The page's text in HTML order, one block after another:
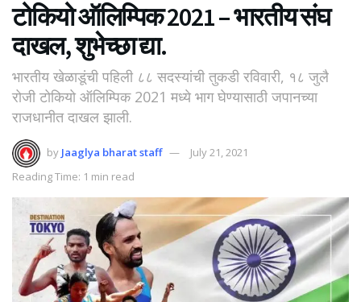
टोकियो ऑलिम्पिक 2021 – भारतीय संघ
दाखल, शुभेच्छा द्या.
भारतीय खेळाडूंची पहिली ८८ सदस्यांची तुकडी रविवारी, १८ जुलै
रोजी टोकियो ऑलिम्पिक 2021 मध्ये भाग घेण्यासाठी जपानच्या
राजधानीत दाखल झाली.
by Jaaglya bharat staff
July 21, 2021
Reading Time: 1 min read